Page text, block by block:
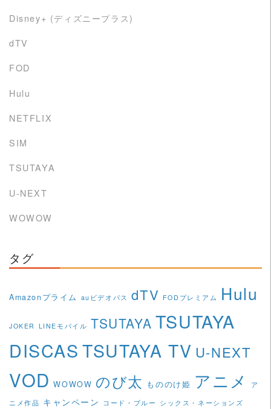
Disney+ (ディズニープラス)
dTV
FOD
Hulu
NETFLIX
SIM
TSUTAYA
U-NEXT
WOWOW
タグ
Amazonプライム auビデオパス dTV FODプレミアム Hulu
JOKER LINEモバイル TSUTAYA TSUTAYA
DISCAS TSUTAYA TV U-NEXT
VOD WOWOW のび太 もののけ姫 アニメ
ア
ニメ作品 キャンペーン コード・ブルー シックス・ネーションズ